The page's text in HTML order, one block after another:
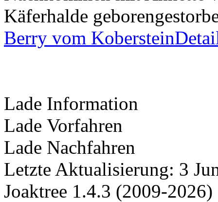
Käferhalde geboren
Berry vom Koberstein
Lade Information
Lade Vorfahren
Lade Nachfahren
Letzte Aktualisierung: 3
Joaktree 1.4.3 (2009-2026)